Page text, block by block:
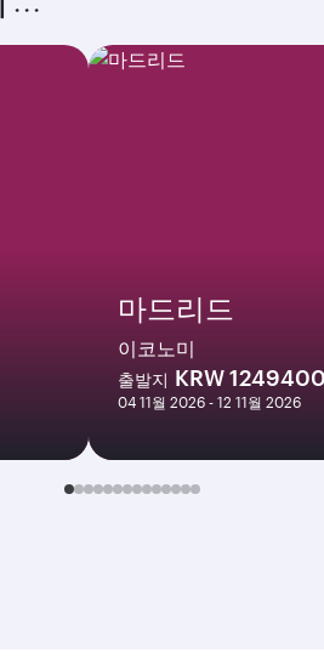
이코노미
출발지 KRW 1249400
04 11월 2026 - 12 11월 2026